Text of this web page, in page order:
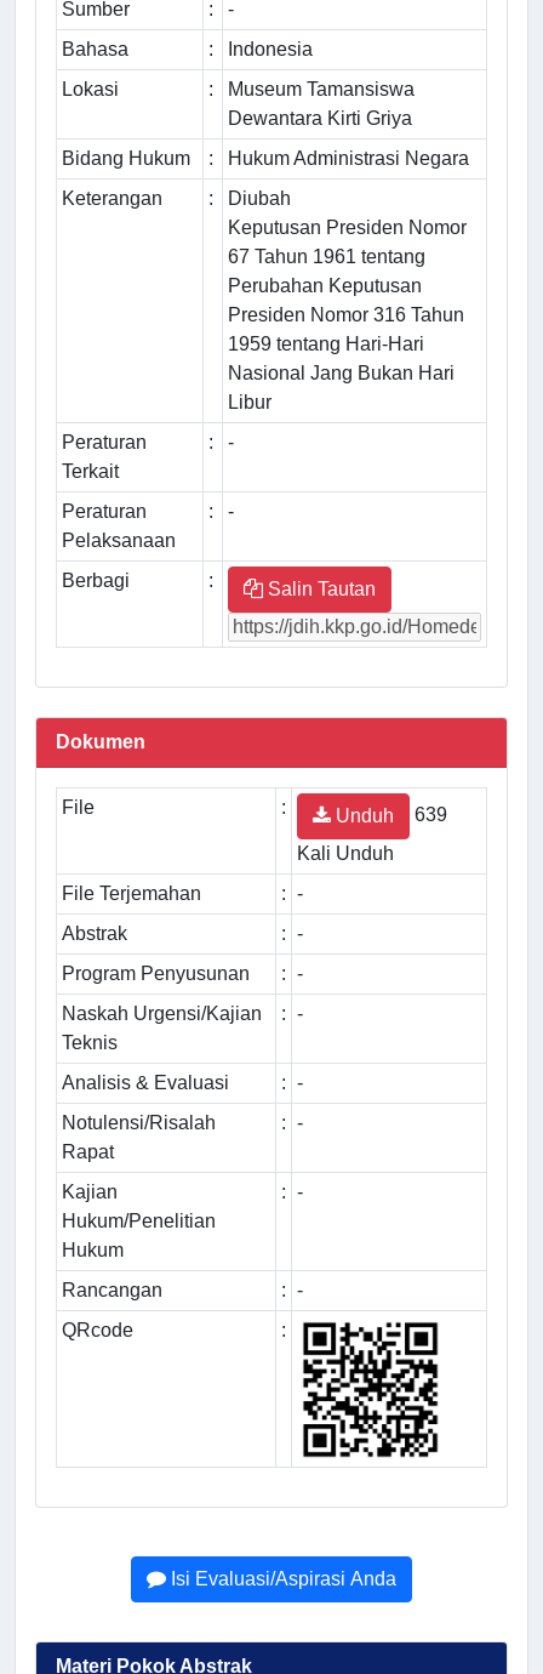
Sumber :
-
Bahasa
:
Indonesia
Lokasi
:
Museum Tamansiswa
Dewantara Kirti Griya
Bidang Hukum
:
Hukum Administrasi Negara
Keterangan
:
Diubah
Keputusan Presiden Nomor
67 Tahun 1961 tentang
Perubahan Keputusan
Presiden Nomor 316 Tahun
1959 tentang Hari-Hari
Nasional Jang Bukan Hari
Libur
Peraturan
Terkait
: -
Peraturan
Pelaksanaan
: -
Berbagi : Salin Tautan
Dokumen
File : Unduh
639
Kali Unduh
File Terjemahan
: -
Abstrak
: -
Program Penyusunan
: -
Naskah Urgensi/Kajian
Teknis
: -
Analisis & Evaluasi : -
Notulensi/Risalah
Rapat
: -
Kajian
Hukum/Penelitian
Hukum
: -
Rancangan : -
QRcode
:
Isi Evaluasi/Aspirasi Anda
Materi Pokok Abstrak